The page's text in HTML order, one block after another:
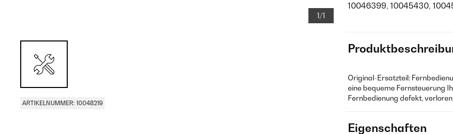
1/1
ARTIKELNUMMER: 10048219
10046399, 10045430,
Original-Ersatzteil:
eine bequeme Fernsteuerung
Fernbedienung defekt,
Eigenschaften